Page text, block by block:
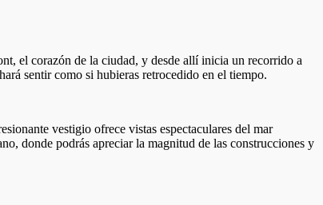
el corazón de la ciudad, y desde allí inicia un recorrido a
sentir como si hubieras retrocedido en el tiempo.
vestigio ofrece vistas espectaculares del mar
donde podrás apreciar la magnitud de las construcciones y